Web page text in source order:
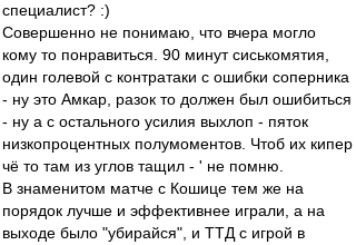
специалист? :)
Совершенно не понимаю, что вчера могло
кому то понравиться. 90 минут сиськомятия,
один голевой с контратаки с ошибки соперника
- ну это Амкар, разок то должен был ошибиться
- ну а с остального усилия выхлоп - пяток
низкопроцентных полумоментов. Чтоб их кипер
чё то там из углов тащил - ' не помню.
В знаменитом матче с Кошице тем же на
порядок лучше и эффективнее играли, а на
выходе было "убирайся", и ТТД с игрой в